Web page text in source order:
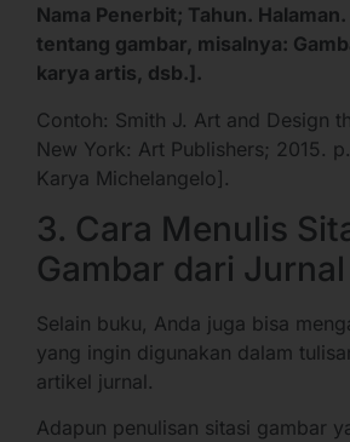
Nama Penerbit; Tahun.
tentang gambar, misalnya:
karya artis, dsb.].
Contoh: Smith J. Art and Design
New York: Art Publishers; 2015.
Karya Michelangelo].
3. Cara Menulis
Gambar dari Jurnal
Selain buku, Anda juga bisa
yang ingin digunakan dalam
artikel jurnal.
Adapun penulisan sitasi gambar